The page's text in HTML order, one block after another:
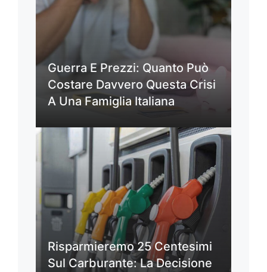
Guerra E Prezzi: Quanto Può
Costare Davvero Questa Crisi
A Una Famiglia Italiana
Risparmieremo 25 Centesimi
Sul Carburante: La Decisione